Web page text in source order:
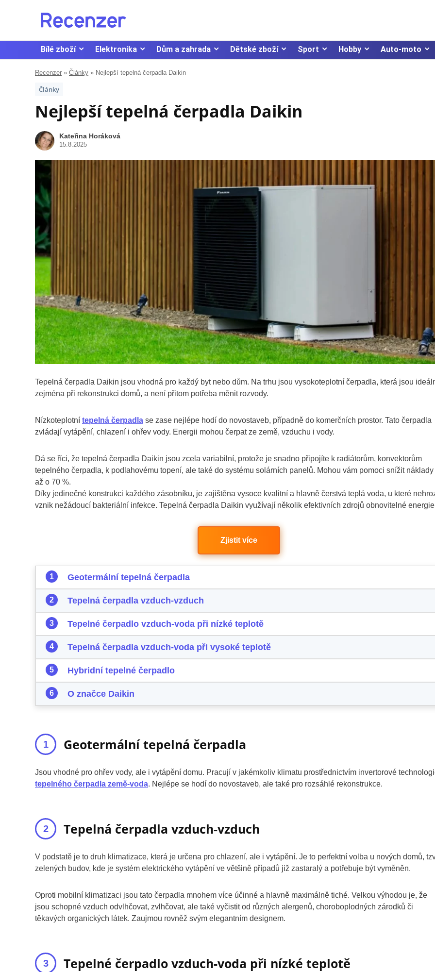
Bílé zboží Elektronika Dům a zahrada Dětské zboží Sport Hobby Auto-moto
Recenzer » Články » Nejlepší tepelná čerpadla Daikin
Články
Nejlepší tepelná čerpadla Daikin
Kateřina Horáková
15.8.2025
Tepelná čerpadla Daikin jsou vhodná pro každý byt nebo dům. Na trhu jsou vysokoteplotní čerpadla, která jsou
zejména při rekonstrukci domů, a není přitom potřeba měnit rozvody.
Nízkoteplotní tepelná čerpadla se zase nejlépe hodí do novostaveb, případně do komerčních prostor. Tato čerpadla
zvládají vytápění, chlazení i ohřev vody. Energii mohou čerpat ze země, vzduchu i vody.
Dá se říci, že tepelná čerpadla Daikin jsou zcela variabilní, protože je snadno připojíte k radiátorům, konvektorům
tepelného čerpadla, k podlahovému topení, ale také do systému solárních panelů. Mohou vám pomoci snížit náklady
až o 70 %.
Díky jedinečné konstrukci každého zásobníku, je zajištěna vysoce kvalitní a hlavně čerstvá teplá voda, u které
vznik nežádoucí bakteriální infekce. Tepelná čerpadla Daikin využívají několik efektivních zdrojů obnovitelné
Zjistit více
Geotermální tepelná čerpadla
Tepelná čerpadla vzduch-vzduch
Tepelné čerpadlo vzduch-voda při nízké teplotě
Tepelná čerpadla vzduch-voda při vysoké teplotě
Hybridní tepelné čerpadlo
O značce Daikin
Geotermální tepelná čerpadla
Jsou vhodné pro ohřev vody, ale i vytápění domu. Pracují v jakémkoliv klimatu prostřednictvím invertorové
tepelného čerpadla země-voda. Nejlépe se hodí do novostaveb, ale také pro rozsáhlé rekonstrukce.
Tepelná čerpadla vzduch-vzduch
V podstatě je to druh klimatizace, která je určena pro chlazení, ale i vytápění. Je to perfektní volba u nových domů,
zelených budov, kde je systém elektrického vytápění ve většině případů již zastaralý a potřebuje být vyměněn.
Oproti mobilní klimatizaci jsou tato čerpadla mnohem více účinné a hlavně maximálně tiché. Velkou výhodou je, že
jsou schopné vzduch odvlhčovat, zvlhčovat, ale také vyčistit od různých alergenů, choroboplodných zárodků či
těkavých organických látek. Zaujmou rovněž svým elegantním designem.
Tepelné čerpadlo vzduch-voda při nízké teplotě